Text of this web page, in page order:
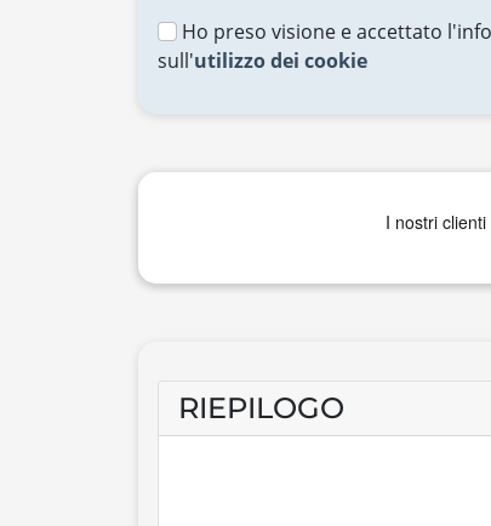
Ho preso visione e accettato
sull'utilizzo dei cookie
RIEPILOGO